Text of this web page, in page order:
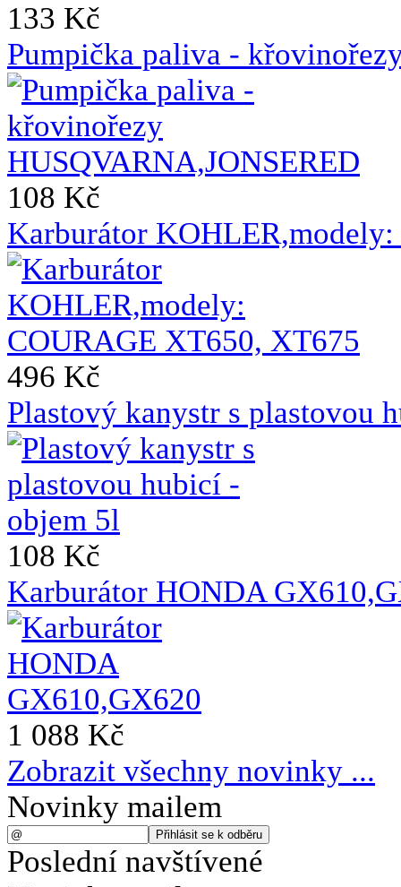
133 Kč
Pumpička paliva -
108 Kč
Karburátor
496 Kč
Plastový kanystr s plastovou
108 Kč
Karburátor HONDA
1 088 Kč
Zobrazit všechny novinky ...
Novinky mailem
Poslední navštívené